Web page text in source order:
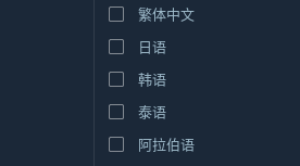
繁体中文
日语
韩语
泰语
阿拉伯语